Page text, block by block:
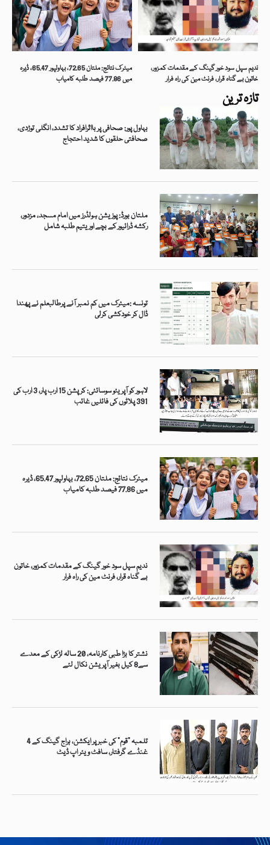
تازہ ترین
بہاول پور: صحافی پر بااثرافراد کا تشدد، انگلی توڑدی،
صحافتی حلقوں کا شدید احتجاج
ملتان بورڈ: پوزیشن ہولڈرز میں امام مسجد، مزدور،
رکشہ ڈرائیور کے بچے اور یتیم طلبہ شامل
تونسہ :میٹرک میں کم نمبر آنے پرطالبعلم نے پھندا
ڈال کر خودکشی کرلی
لاہور کو آپریٹو سوسائٹی: کرپشن 15 ارب پار، 3 ارب کی
391 پلاٹوں کی فائلیں غائب
میٹرک نتائج: ملتان 72.65، بہاولپور 65.47، ڈیرہ
میں 77.86 فیصد طلبہ کامیاب
ندیم سپل سود خور گینگ کے مقدمات کمزور، خاتون
بے گناہ قرار، فرنٹ مین کی راہ فرار
نشتر کا بڑا طبی کارنامہ، 20 سالہ لڑکی کے معدے
سے8 کیل بغیر آپریشن نکال لئے
تلمبہ “قوم” کی خبر پر ایکشن، ہراج گینگ کے 4
غنڈے گرفتار، سافٹ ویئر اپ ڈیٹ
میٹرک نتائج: ملتان 72.65، بہاولپور 65.47، ڈیرہ
میں 77.86 فیصد طلبہ کامیاب
ندیم سپل سود خور گینگ کے مقدمات کمزور،
خاتون بے گناہ قرار، فرنٹ مین کی راہ فرار